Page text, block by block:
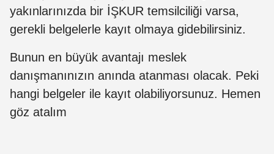
yakınlarınızda bir İŞKUR temsilciliği varsa,
gerekli belgelerle kayıt olmaya gidebilirsiniz.
Bunun en büyük avantajı meslek
danışmanınızın anında atanması olacak. Peki
hangi belgeler ile kayıt olabiliyorsunuz. Hemen
göz atalım